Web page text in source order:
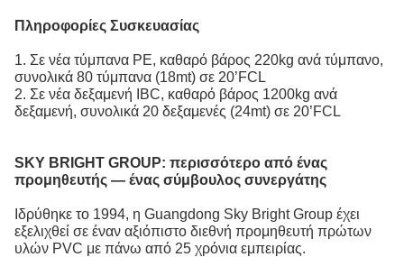
Πληροφορίες Συσκευασίας
1. Σε νέα τύμπανα PE, καθαρό βάρος 220kg ανά τύμπανο,
συνολικά 80 τύμπανα (18mt) σε 20’FCL
2. Σε νέα δεξαμενή IBC, καθαρό βάρος 1200kg ανά
δεξαμενή, συνολικά 20 δεξαμενές (24mt) σε 20’FCL
SKY BRIGHT GROUP: περισσότερο από ένας
προμηθευτής — ένας σύμβουλος συνεργάτης
Ιδρύθηκε το 1994, η Guangdong Sky Bright Group έχει
εξελιχθεί σε έναν αξιόπιστο διεθνή προμηθευτή πρώτων
υλών PVC με πάνω από 25 χρόνια εμπειρίας.